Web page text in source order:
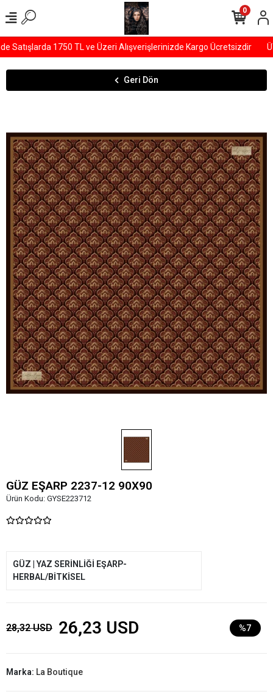
1750 TL ve Üzeri Alışverişlerinizde Kargo Ücretsizdir
0
Geri Dön
GÜZ EŞARP 2237-12 90X90
Ürün Kodu: GYSE223712
GÜZ | YAZ SERİNLİĞİ EŞARP-
HERBAL/BİTKİSEL
28,32 USD 26,23 USD %7
Marka: La Boutique